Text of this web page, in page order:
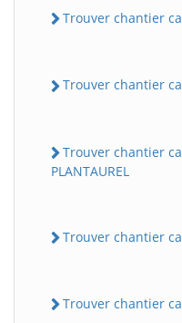
Trouver chantier
Trouver chantier
Trouver chantier
PLANTAUREL
Trouver chantier
Trouver chantier